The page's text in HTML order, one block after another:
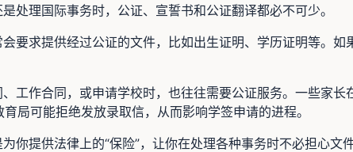
处理国际事务时，公证、宣誓书和公证翻译都必不可少。
要求提供经过公证的文件，比如出生证明、学历证明等。
工作合同，或申请学校时，也往往需要公证服务。一些家
局可能拒绝发放录取信，从而影响学签申请的进程。
你提供法律上的“保险”，让你在处理各种事务时不必担心